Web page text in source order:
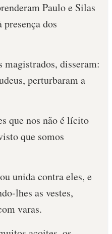
Paulo e Silas
dos
magistrados, disseram:
perturbaram a
que nos não é lícito
que somos
unida contra eles, e
lhes as vestes,
varas.